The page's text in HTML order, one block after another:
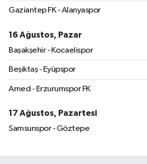
Gaziantep FK - Alanyaspor
16 Ağustos, Pazar
Başakşehir - Kocaelispor
Beşiktaş - Eyüpspor
Amed - Erzurumspor FK
17 Ağustos, Pazartesi
Samsunspor - Göztepe